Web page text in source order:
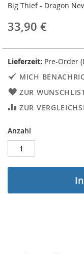
images
Big Thief - Dragon
33,90 €
Lieferzeit: Pre-Order
MICH
ZUR
ZUR
Anzahl